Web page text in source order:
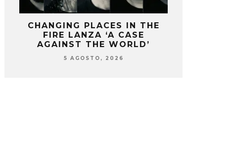
CHANGING PLACES IN THE
FIRE LANZA ‘A CASE
AGAINST THE WORLD’
5 AGOSTO, 2026